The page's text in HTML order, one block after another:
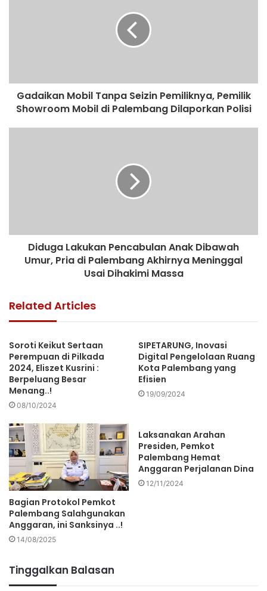
Gadaikan Mobil Tanpa Seizin Pemiliknya, Pemilik
Showroom Mobil di Palembang Dilaporkan Polisi
Diduga Lakukan Pencabulan Anak Dibawah
Umur, Pria di Palembang Akhirnya Meninggal
Usai Dihakimi Massa
Related Articles
Soroti Keikut Sertaan
Perempuan di Pilkada
2024, Eliszet Kusrini :
Berpeluang Besar
Menang..!
08/10/2024
SIPETARUNG, Inovasi
Digital Pengelolaan Ruang
Kota Palembang yang
Efisien
19/09/2024
Bagian Protokol Pemkot
Palembang Salahgunakan
Anggaran, ini Sanksinya ..!
14/08/2025
Laksanakan Arahan
Presiden, Pemkot
Palembang Hemat
Anggaran Perjalanan Dina
12/11/2024
Tinggalkan Balasan